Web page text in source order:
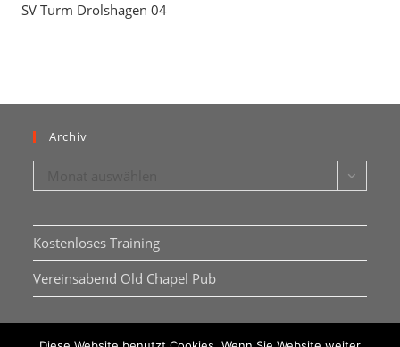
SV Turm Drolshagen 04
Archiv
Kostenloses Training
Vereinsabend Old Chapel Pub